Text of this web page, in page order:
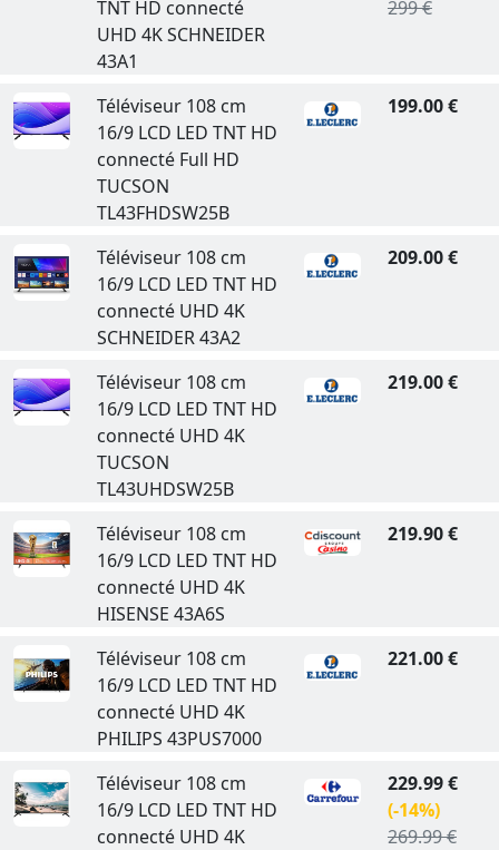
TNT HD connecté
UHD 4K SCHNEIDER
43A1
299 €
Téléviseur 108 cm
16/9 LCD LED TNT HD
connecté Full HD
TUCSON
TL43FHDSW25B
199.00 €
Téléviseur 108 cm
16/9 LCD LED TNT HD
connecté UHD 4K
SCHNEIDER 43A2
209.00 €
Téléviseur 108 cm
16/9 LCD LED TNT HD
connecté UHD 4K
TUCSON
TL43UHDSW25B
219.00 €
Téléviseur 108 cm
16/9 LCD LED TNT HD
connecté UHD 4K
HISENSE 43A6S
219.90 €
Téléviseur 108 cm
16/9 LCD LED TNT HD
connecté UHD 4K
PHILIPS 43PUS7000
221.00 €
Téléviseur 108 cm
16/9 LCD LED TNT HD
connecté UHD 4K
229.99 €
(-14%)
269.99 €